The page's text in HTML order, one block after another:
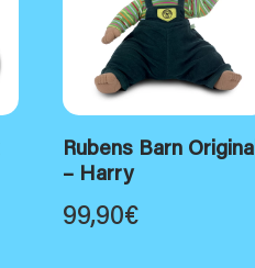
Rubens Barn Original
– Harry
99,90€